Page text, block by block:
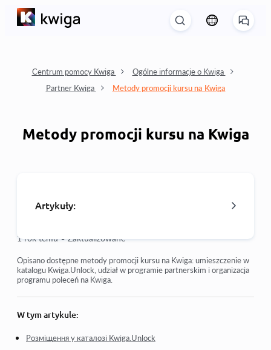
Centrum pomocy Kwiga
Ogólne informacje o Kwiga
Partner Kwiga
Metody promocji kursu na Kwiga
Metody promocji kursu na Kwiga
Artykuły:
Program partnerski
Metody promocji kursu na Kwiga
1 rok temu • Zaktualizowane
Opisano dostępne metody promocji kursu na Kwiga: umieszczenie w
katalogu Kwiga.Unlock, udział w programie partnerskim i organizacja
programu poleceń na Kwiga.
W tym artykule:
Розміщення у каталозі Kwiga.Unlock